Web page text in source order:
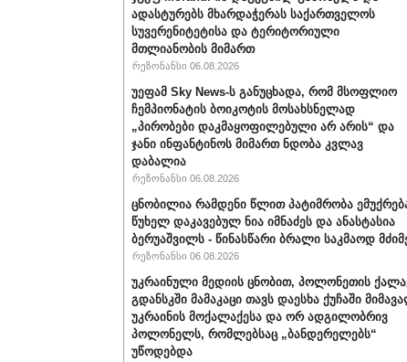
ადასტურებს მხარდაჭერას საქართველოს
სუვერენიტეტისა და ტერიტორიული
მთლიანობის მიმართ
რეზონანსი 06.08.2026
უეფამ Sky News-ს განუცხადა, რომ მსოფლიო
ჩემპიონატის ბოიკოტის მოსახსნელად
„პირობები დაკმაყოფილებული არ არის“ და
ჯანი ინფანტინოს მიმართ ნდობა კვლავ
დაბალია
რეზონანსი 06.08.2026
ცნობილია რამდენი წლით პატიმრობა
წუხელ დაკავებულ ნია იმნაძეს და ანასტასია
ბერუაშვილს - წინასწარი ბრალი საკმაოდ
რეზონანსი 06.08.2026
უკრაინული მედიის ცნობით, პოლონეთის
გდანსკში მამაკაცი თავს დაესხა ქუჩაში
უკრაინის მოქალაქესა და ორ ადგილობრივ
პოლონელს, რომლებსაც „ბანდერელებს“
უწოდებდა